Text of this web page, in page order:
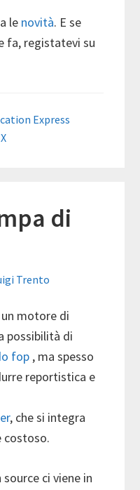
le novità. E se
fa, registatevi su
Express
di
Trento
motore di
possibilità di
fop , ma spesso
reportistica e
, che si integra
costoso.
ci viene in